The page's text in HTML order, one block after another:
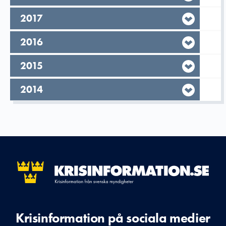
År,
2017
År,
2016
År,
2015
År,
2014
Krisinformation på sociala medier